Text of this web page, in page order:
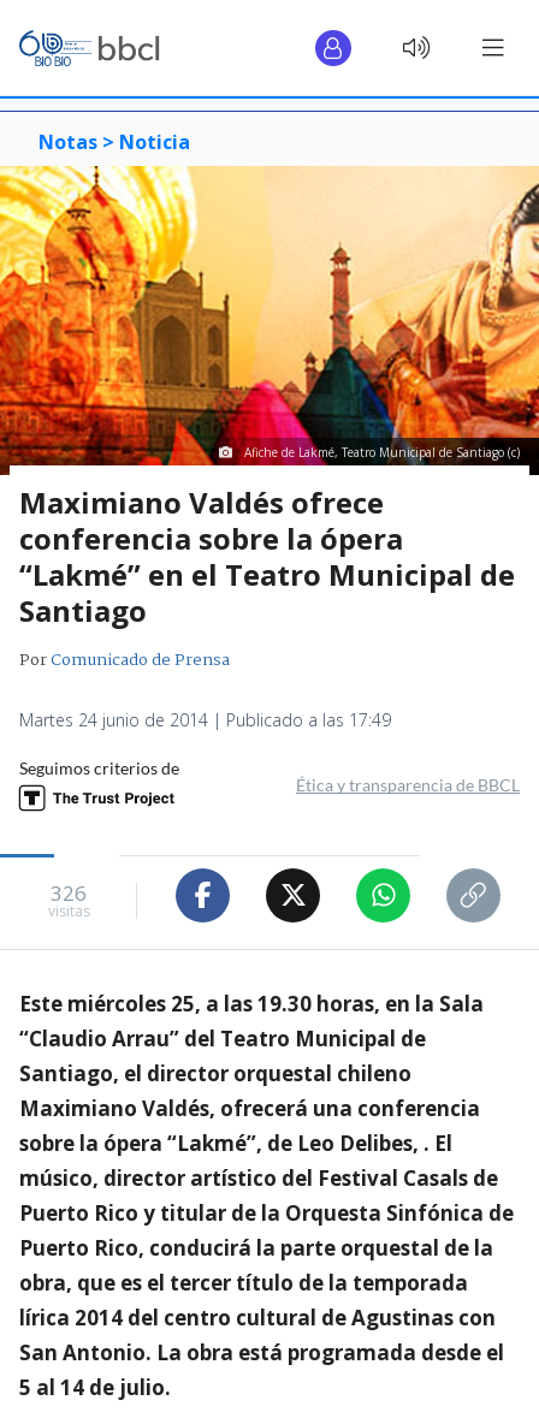
Notas > Noticia
Afiche de Lakmé, Teatro Municipal de Santiago (c)
Maximiano Valdés ofrece
conferencia sobre la ópera
“Lakmé” en el Teatro Municipal de
Santiago
PorComunicado de Prensa
Martes 24 junio de 2014 | Publicado a las 17:49
Seguimos criterios de
Ética y transparencia de BBCL
326
visitas
Este miércoles 25, a las 19.30 horas, en la Sala
“Claudio Arrau” del Teatro Municipal de
Santiago, el director orquestal chileno
Maximiano Valdés, ofrecerá una conferencia
sobre la ópera “Lakmé”, de Leo Delibes, . El
músico, director artístico del Festival Casals de
Puerto Rico y titular de la Orquesta Sinfónica de
Puerto Rico, conducirá la parte orquestal de la
obra, que es el tercer título de la temporada
lírica 2014 del centro cultural de Agustinas con
San Antonio. La obra está programada desde el
5 al 14 de julio.